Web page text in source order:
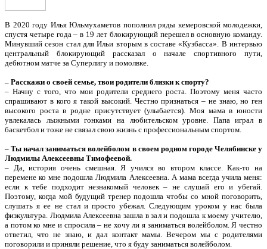
В 2020 году Илья Юльмухаметов пополнил ряды кемеровской молодежки,
спустя четыре года – в 19 лет блокирующий перешел в основную команду.
Минувший сезон стал для Ильи вторым в составе «Кузбасса». В интервью
центральный блокирующий рассказал о начале спортивного пути,
дебютном матче за Суперлигу и помолвке.
– Расскажи о своей семье, твои родители близки к спорту?
– Начну с того, что мои родители среднего роста. Поэтому меня часто
спрашивают в кого я такой высокий. Честно признаться – не знаю, но ген
высокого роста в родне присутствует (улыбается). Моя мама в юности
увлекалась лыжными гонками на любительском уровне. Папа играл в
баскетбол и тоже не связал свою жизнь с профессиональным спортом.
– Ты начал заниматься волейболом в своем родном городе Челябинске у
Людмилы Алексеевны Тимофеевой.
– Да, история очень смешная. Я учился во втором классе. Как-то на
перемене ко мне подошла Людмила Алексеевна. А мама всегда учила меня:
если к тебе подходит незнакомый человек – не слушай его и убегай.
Поэтому, когда мой будущий тренер подошла чтобы со мной поговорить,
слушать я ее не стал и просто убежал. Следующим уроком у нас была
физкультура. Людмила Алексеевна зашла в зал и подошла к моему учителю,
а потом ко мне и спросила – не хочу ли я заниматься волейболом. Я честно
ответил, что не знаю, и дал контакт мамы. Вечером мы c родителями
поговорили и приняли решение, что я буду заниматься волейболом.